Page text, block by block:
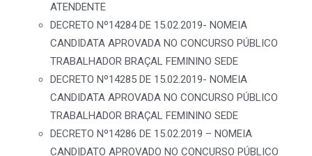
ATENDENTE
DECRETO Nº14284 DE 15.02.2019- NOMEIA
CANDIDATA APROVADA NO CONCURSO PÚBLICO
TRABALHADOR BRAÇAL FEMININO SEDE
DECRETO Nº14285 DE 15.02.2019- NOMEIA
CANDIDATA APROVADA NO CONCURSO PÚBLICO
TRABALHADOR BRAÇAL FEMININO SEDE
DECRETO Nº14286 DE 15.02.2019 – NOMEIA
CANDIDATO APROVADO NO CONCURSO PÚBLICO